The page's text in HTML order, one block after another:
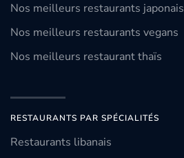
Nos meilleurs restaurants japonais
Nos meilleurs restaurants vegans
Nos meilleurs restaurant thaïs
RESTAURANTS PAR SPÉCIALITÉS
Restaurants libanais